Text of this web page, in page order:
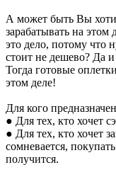
А может быть Вы
зарабатывать на
это дело, потому что
стоит не дешево? Да
Тогда готовые
этом деле!
Для кого
● Для тех, кто хочет
● Для тех, кто хочет
сомневается,
получится.